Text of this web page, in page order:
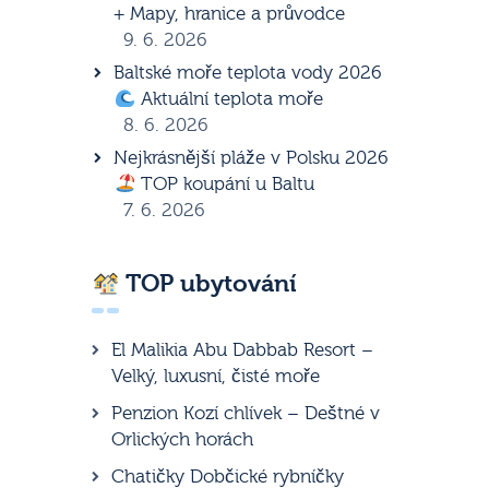
+ Mapy, hranice a průvodce
9. 6. 2026
Baltské moře teplota vody 2026
Aktuální teplota moře
8. 6. 2026
Nejkrásnější pláže v Polsku 2026
TOP koupání u Baltu
7. 6. 2026
TOP ubytování
El Malikia Abu Dabbab Resort –
Velký, luxusní, čisté moře
Penzion Kozí chlívek – Deštné v
Orlických horách
Chatičky Dobčické rybníčky